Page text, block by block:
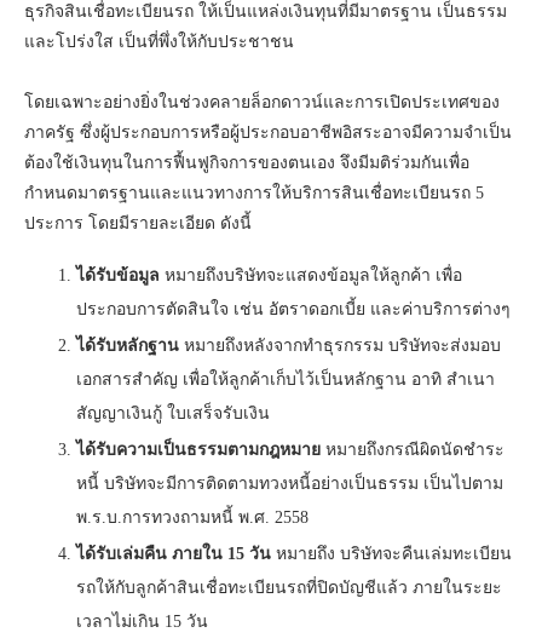
ธุรกิจสินเชื่อทะเบียนรถ ให้เป็นแหล่งเงินทุนที่มีมาตรฐาน เป็นธรรม
และโปร่งใส เป็นที่พึ่งให้กับประชาชน
โดยเฉพาะอย่างยิ่งในช่วงคลายล็อกดาวน์และการเปิดประเทศของ
ภาครัฐ ซึ่งผู้ประกอบการหรือผู้ประกอบอาชีพอิสระอาจมีความจำเป็น
ต้องใช้เงินทุนในการฟื้นฟูกิจการของตนเอง จึงมีมติร่วมกันเพื่อ
กำหนดมาตรฐานและแนวทางการให้บริการสินเชื่อทะเบียนรถ 5
ประการ โดยมีรายละเอียด ดังนี้
ได้รับข้อมูล หมายถึงบริษัทจะแสดงข้อมูลให้ลูกค้า เพื่อ
ประกอบการตัดสินใจ เช่น อัตราดอกเบี้ย และค่าบริการต่างๆ
ได้รับหลักฐาน หมายถึงหลังจากทำธุรกรรม บริษัทจะส่งมอบ
เอกสารสำคัญ เพื่อให้ลูกค้าเก็บไว้เป็นหลักฐาน อาทิ สำเนา
สัญญาเงินกู้ ใบเสร็จรับเงิน
ได้รับความเป็นธรรมตามกฎหมาย หมายถึงกรณีผิดนัดชำระ
หนี้ บริษัทจะมีการติดตามทวงหนี้อย่างเป็นธรรม เป็นไปตาม
พ.ร.บ.การทวงถามหนี้ พ.ศ. 2558
ได้รับเล่มคืน ภายใน 15 วัน หมายถึง บริษัทจะคืนเล่มทะเบียน
รถให้กับลูกค้าสินเชื่อทะเบียนรถที่ปิดบัญชีแล้ว ภายในระยะ
เวลาไม่เกิน 15 วัน